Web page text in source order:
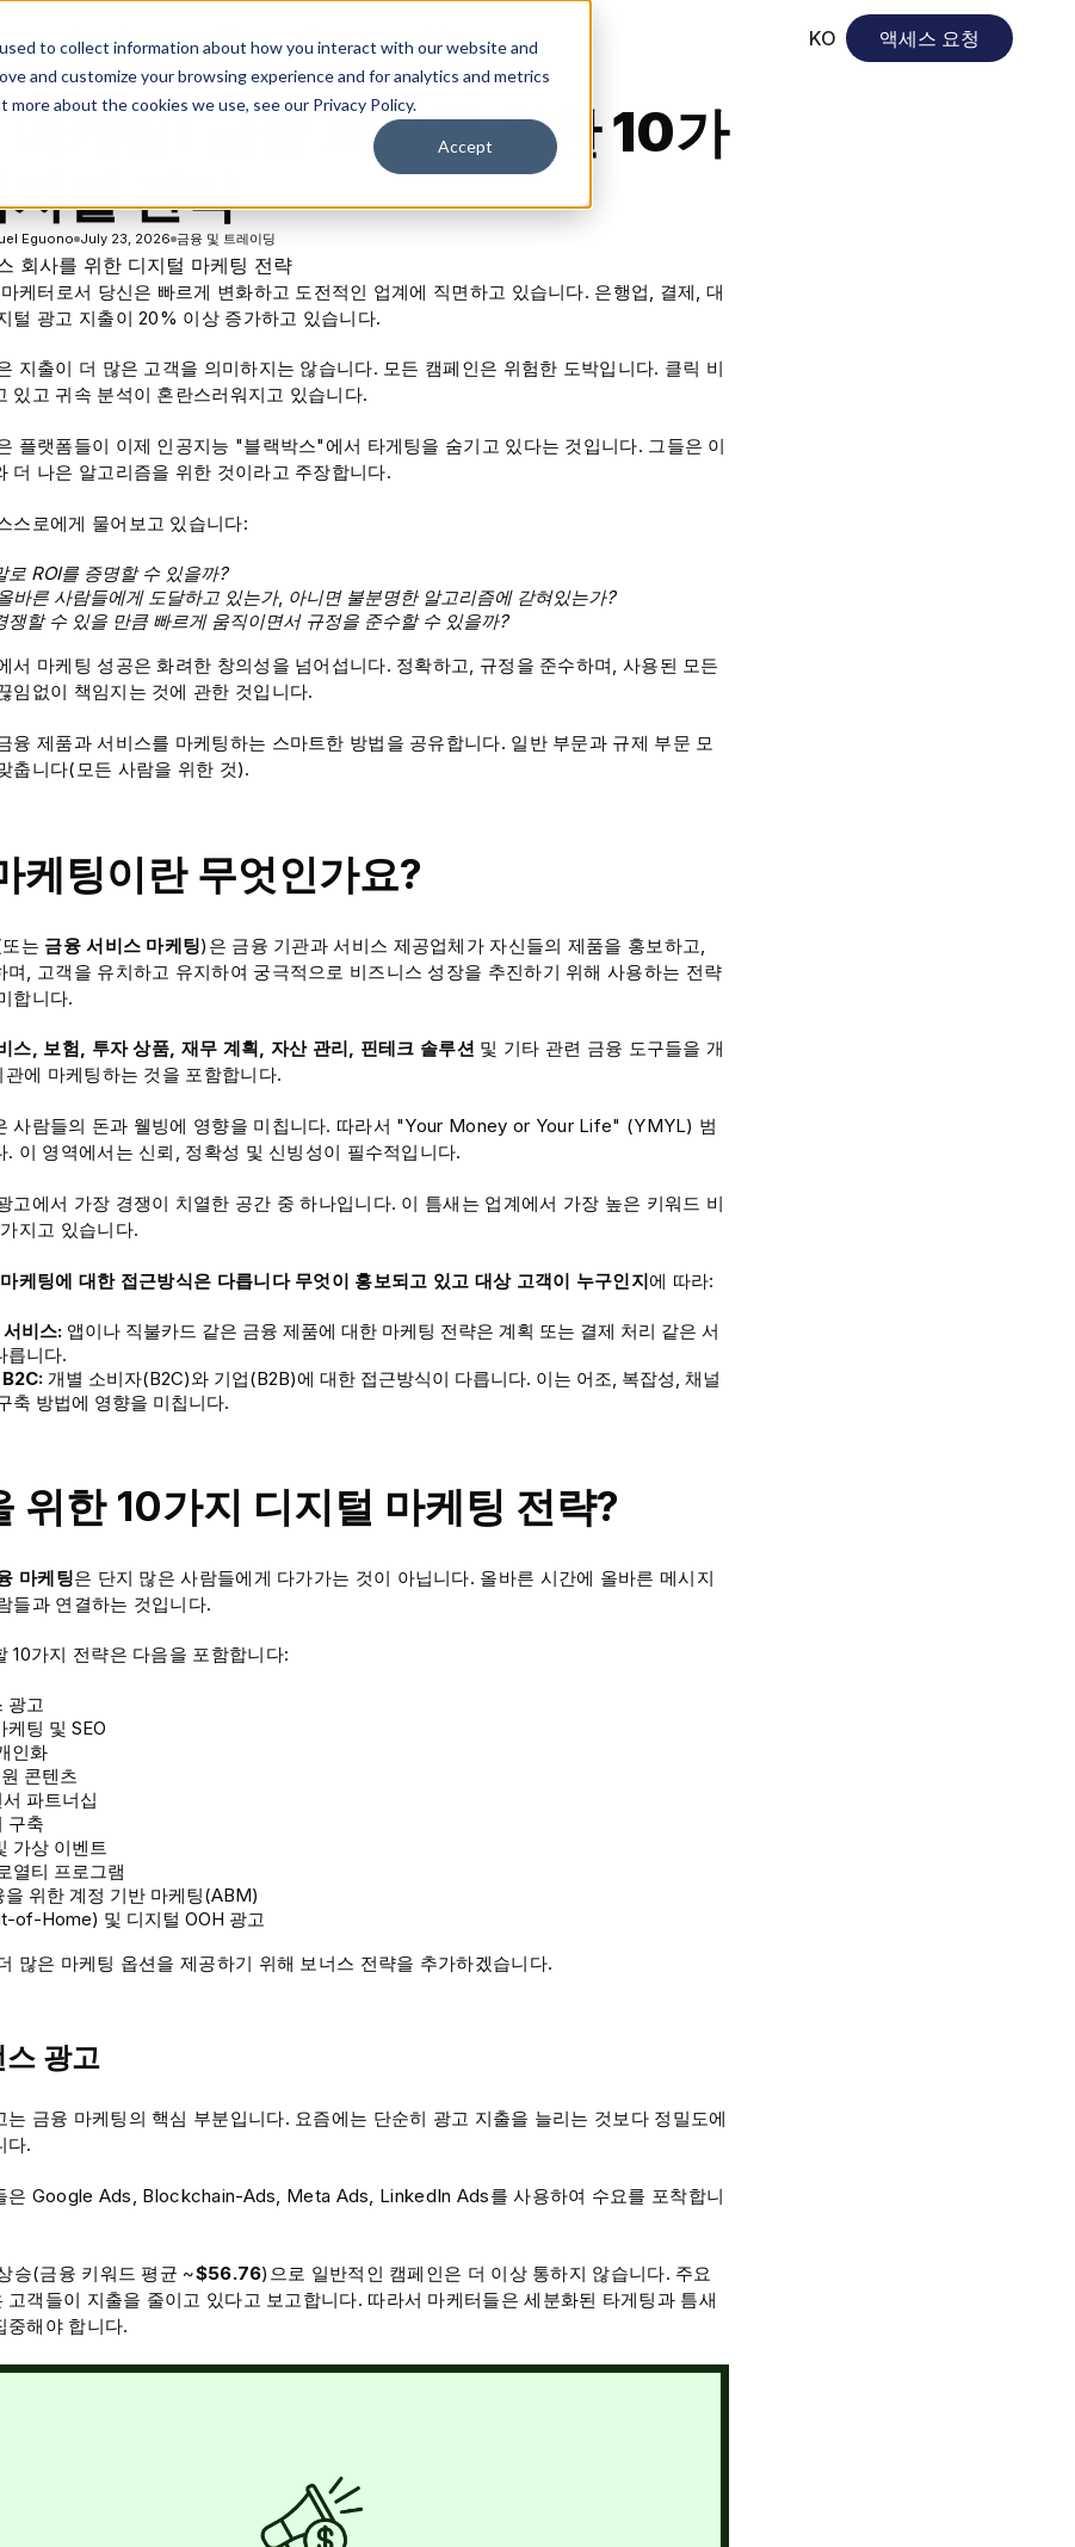
to collect information about how you interact with our website and
and customize your browsing experience and for analytics and metrics
about the cookies we use, see our Privacy Policy.
Accept
솔루션 플랫폼 리소스 KO 액세스 요청
케팅: 금융 회사를 위한 10가
털 전략
Eguono July 23, 2026 금융 및 트레이딩
케터로서 당신은 빠르게 변화하고 도전적인 업계에 직면하고 있습니다. 은행업, 결제, 대
털 광고 지출이 20% 이상 증가하고 있습니다.
지출이 더 많은 고객을 의미하지는 않습니다. 모든 캠페인은 위험한 도박입니다. 클릭 비
있고 귀속 분석이 혼란스러워지고 있습니다.
플랫폼들이 이제 인공지능 "블랙박스"에서 타게팅을 숨기고 있다는 것입니다. 그들은 이
더 나은 알고리즘을 위한 것이라고 주장합니다.
스로에게 물어보고 있습니다:
로 ROI를 증명할 수 있을까?
바른 사람들에게 도달하고 있는가, 아니면 불분명한 알고리즘에 갇혀있는가?
쟁할 수 있을 만큼 빠르게 움직이면서 규정을 준수할 수 있을까?
서 마케팅 성공은 화려한 창의성을 넘어섭니다. 정확하고, 규정을 준수하며, 사용된 모든
임없이 책임지는 것에 관한 것입니다.
융 제품과 서비스를 마케팅하는 스마트한 방법을 공유합니다. 일반 부문과 규제 부문 모
춥니다(모든 사람을 위한 것).
케팅이란 무엇인가요?
는 금융 서비스 마케팅)은 금융 기관과 서비스 제공업체가 자신들의 제품을 홍보하고,
며, 고객을 유치하고 유지하여 궁극적으로 비즈니스 성장을 추진하기 위해 사용하는 전략
합니다.
스, 보험, 투자 상품, 재무 계획, 자산 관리, 핀테크 솔루션 및 기타 관련 금융 도구들을 개
에 마케팅하는 것을 포함합니다.
사람들의 돈과 웰빙에 영향을 미칩니다. 따라서 "Your Money or Your Life" (YMYL) 범
. 이 영역에서는 신뢰, 정확성 및 신빙성이 필수적입니다.
고에서 가장 경쟁이 치열한 공간 중 하나입니다. 이 틈새는 업계에서 가장 높은 키워드 비
지고 있습니다.
케팅에 대한 접근방식은 다릅니다 무엇이 홍보되고 있고 대상 고객이 누구인지에 따라:
비스: 앱이나 직불카드 같은 금융 제품에 대한 마케팅 전략은 계획 또는 결제 처리 같은 서
릅니다.
개별 소비자(B2C)와 기업(B2B)에 대한 접근방식이 다릅니다. 이는 어조, 복잡성, 채널
축 방법에 영향을 미칩니다.
위한 10가지 디지털 마케팅 전략?
마케팅은 단지 많은 사람들에게 다가가는 것이 아닙니다. 올바른 시간에 올바른 메시지
들과 연결하는 것입니다.
10가지 전략은 다음을 포함합니다:
광고
케팅 및 SEO
인화
콘텐츠
파트너십
구축
가상 이벤트
열티 프로그램
을 위한 계정 기반 마케팅(ABM)
of-Home) 및 디지털 OOH 광고
많은 마케팅 옵션을 제공하기 위해 보너스 전략을 추가하겠습니다.
스 광고
는 금융 마케팅의 핵심 부분입니다. 요즘에는 단순히 광고 지출을 늘리는 것보다 정밀도에
다.
은 Google Ads, Blockchain-Ads, Meta Ads, LinkedIn Ads를 사용하여 수요를 포착합니
승(금융 키워드 평균 ~$56.76)으로 일반적인 캠페인은 더 이상 통하지 않습니다. 주요
고객들이 지출을 줄이고 있다고 보고합니다. 따라서 마케터들은 세분화된 타게팅과 틈새
중해야 합니다.